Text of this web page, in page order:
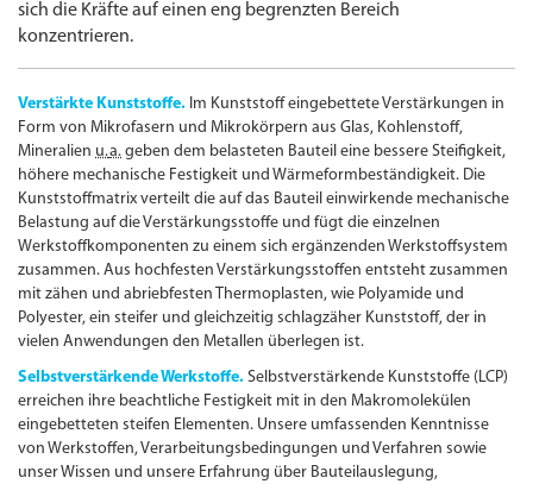
sich die Kräfte auf einen eng begrenzten Bereich
konzentrieren.
Verstärkte Kunststoffe. Im Kunststoff eingebettete Verstärkungen in
Form von Mikrofasern und Mikrokörpern aus Glas, Kohlenstoff,
Mineralienu.a. geben dem belasteten Bauteil eine bessere Steifigkeit,
höhere mechanische Festigkeit und Wärmeform­beständigkeit. Die
Kunststoffmatrix verteilt die auf das Bauteil einwirkende mechanische
Belastung auf die Verstärkungs­stoffe und fügt die einzelnen
Werkstoffkomponenten zu einem sich ergänzenden Werkstoffsystem
zusammen. Aus hochfesten Verstärkungs­stoffen entsteht zusammen
mit zähen und abriebfesten Thermoplasten, wie Polyamide und
Polyester, ein steifer und gleichzeitig schlagzäher Kunststoff, der in
vielen Anwen­dungen den Metallen überlegen ist.
Selbstverstärkende Werkstoffe. Selbstverstärkende Kunststoffe (LCP)
erreichen ihre beachtliche Festigkeit mit in den Makromolekülen
eingebetteten steifen Elementen. Unsere umfassenden Kenntnisse
von Werkstoffen, Verarbeitungs­bedingungen und Verfahren sowie
unser Wissen und unsere Erfahrung über Bauteilauslegung,